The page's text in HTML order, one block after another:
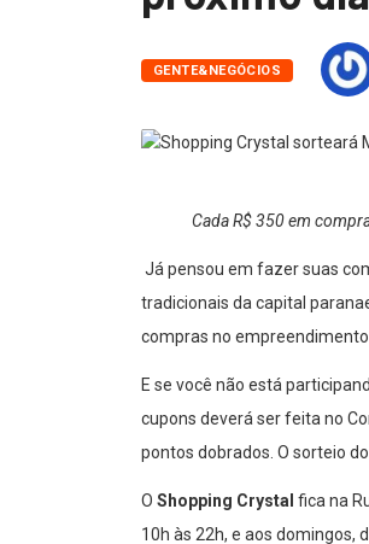
GENTE&NEGÓCIOS
Cada R$ 350 em
Já pensou em fazer suas
tradicionais da capital
compras no
E se você não está
cupons deverá ser feita no
pontos dobrados. O sorteio
O Shopping Crystal fica na
10h às 22h, e aos domingos,